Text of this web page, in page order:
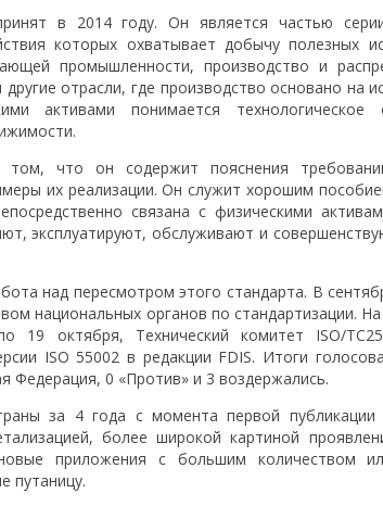
в 2014 году. Он является частью
которых охватывает добычу полезных
промышленности, производство и
отрасли, где производство основано на
активами понимается технологическое
том, что он содержит пояснения
их реализации. Он служит хорошим
связана с физическими
эксплуатируют, обслуживают и
над пересмотром этого стандарта. В
национальных органов по стандартизации.
19 октября, Технический комитет ISO/
ISO 55002 в редакции FDIS. Итоги
Федерация, 0 «Против» и 3 воздержались.
за 4 года с момента первой публикации
более широкой картиной
приложения с большим количеством
путаницу.